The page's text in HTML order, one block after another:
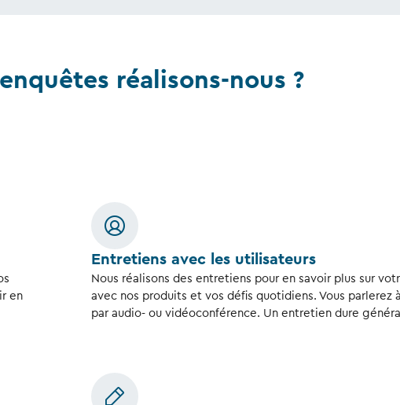
réalisons-nous ?
en
Entretiens avec les utilisateurs
Nous réalisons des entretiens pour en savoir plus sur
avec nos produits et vos défis quotidiens. Vous parlerez
par audio- ou vidéoconférence. Un entretien dure